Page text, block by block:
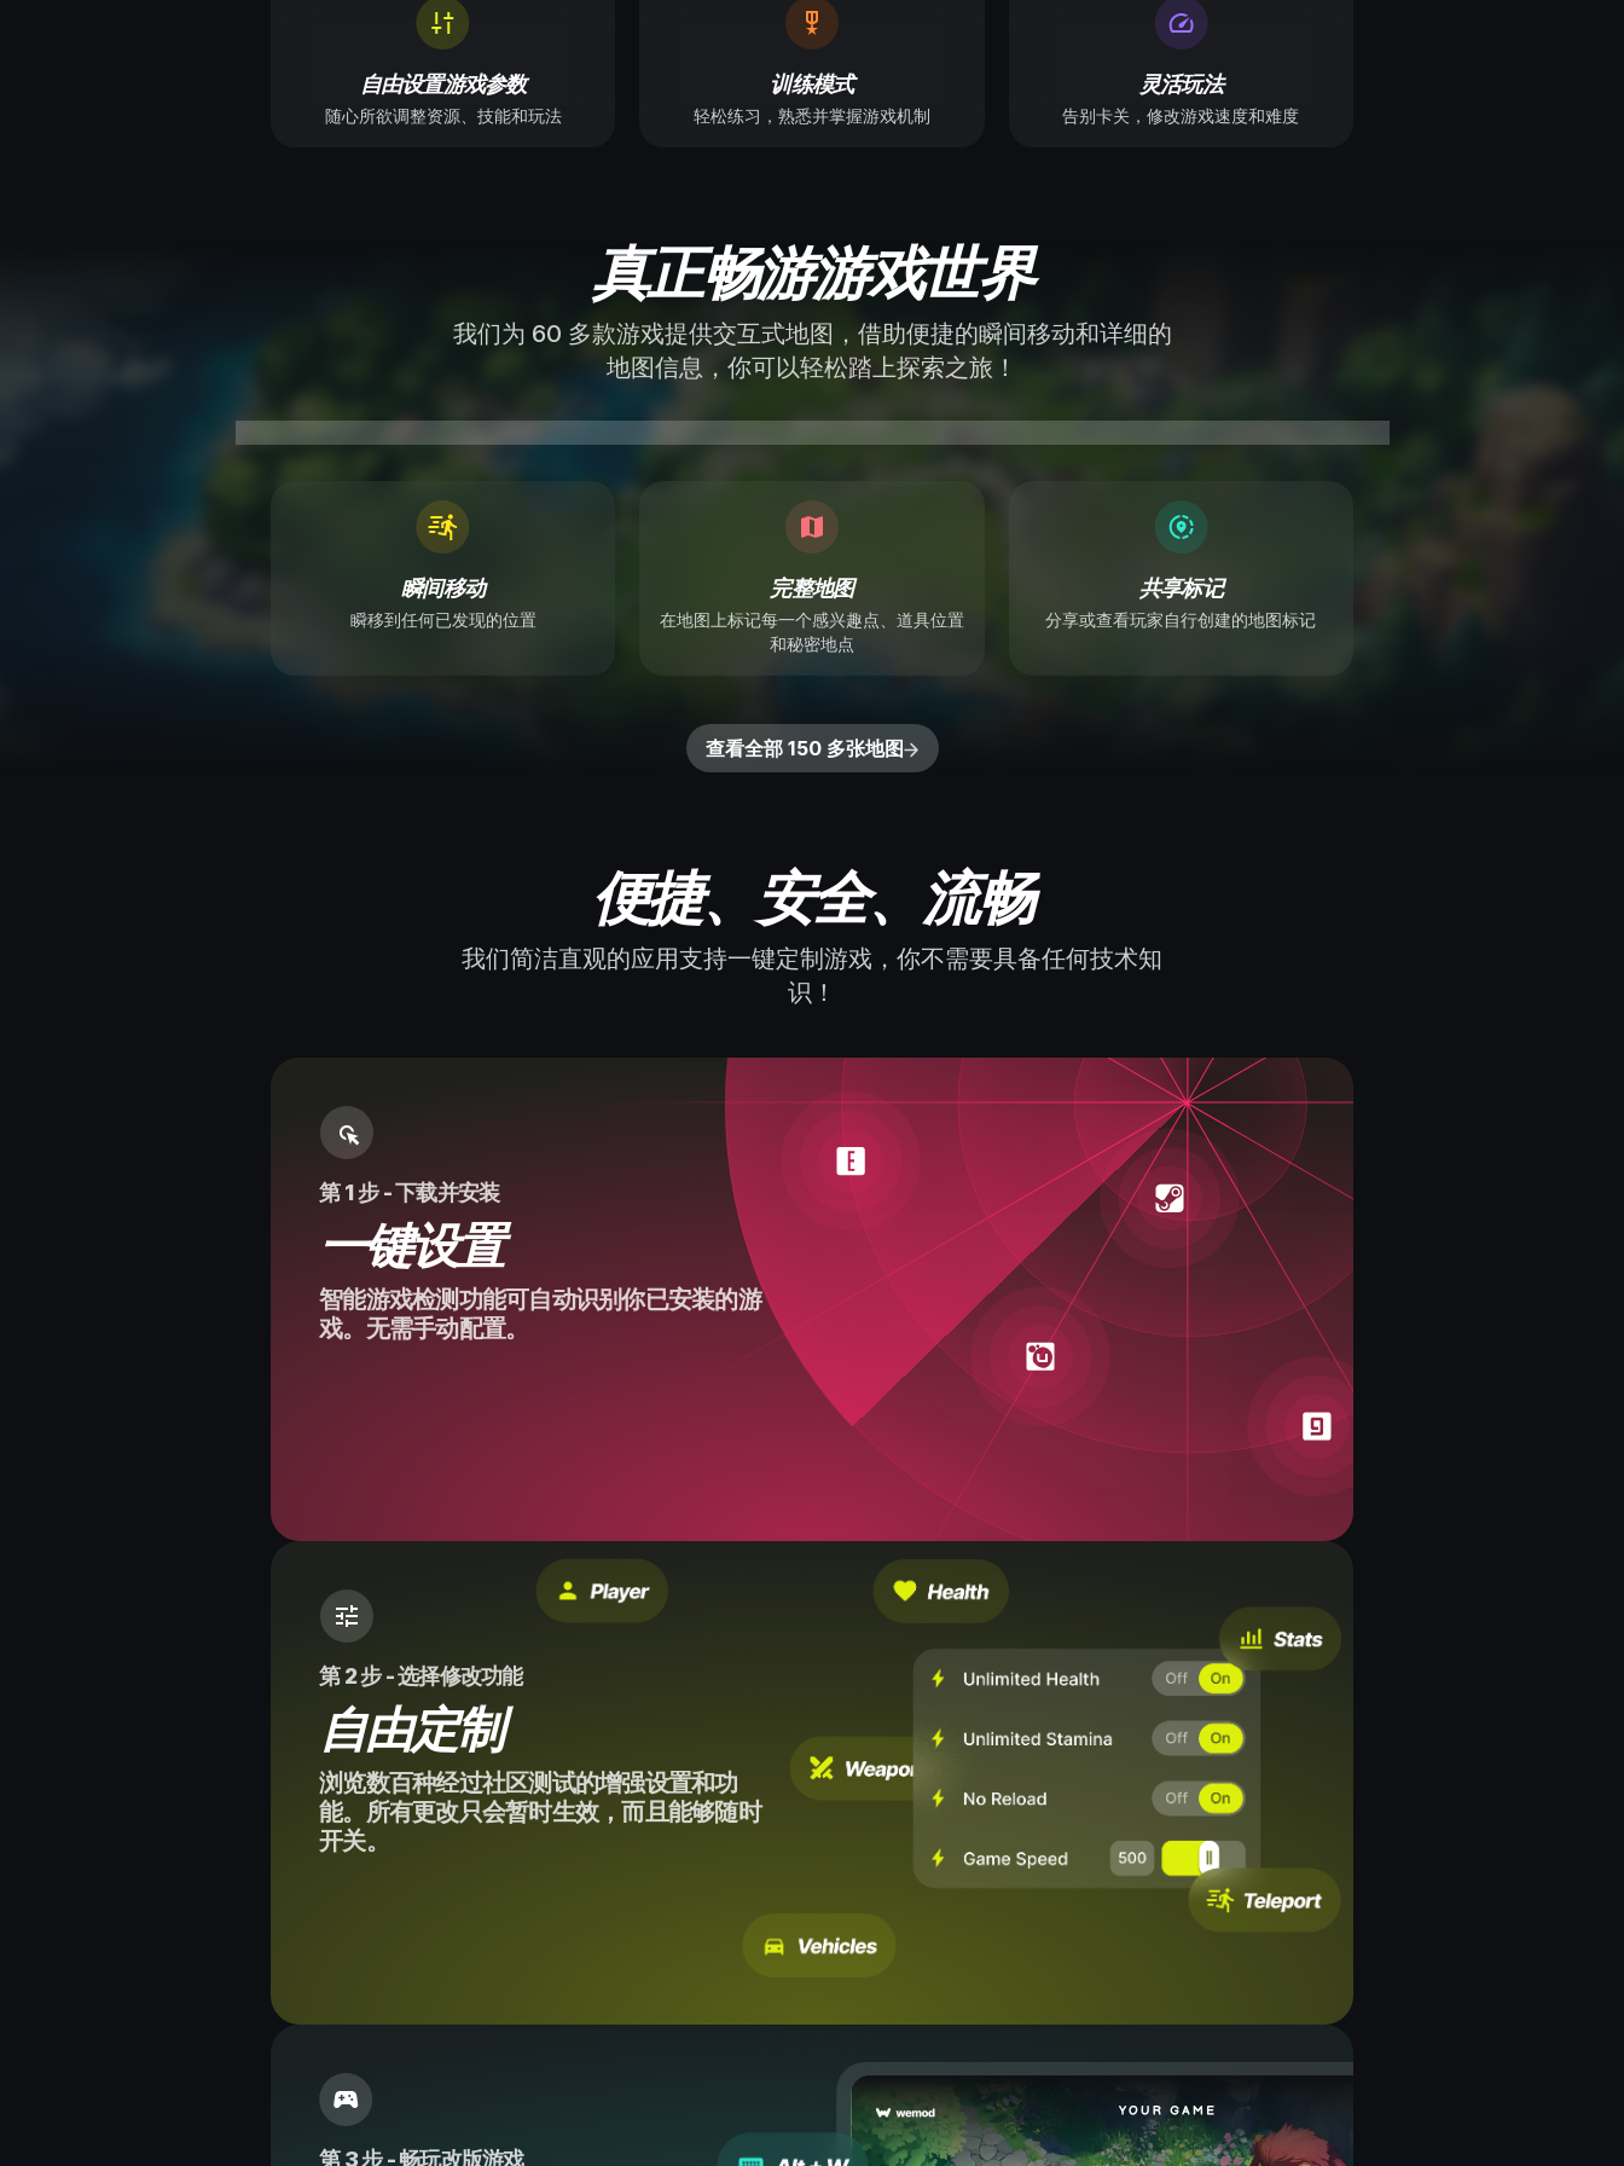
自由设置游戏参数
随心所欲调整资源、技能和玩法
训练模式
轻松练习，熟悉并掌握游戏机制
灵活玩法
告别卡关，修改游戏速度和难度
真正畅游游戏世界
我们为 60 多款游戏提供交互式地图，借助便捷的瞬间移动和详细的
地图信息，你可以轻松踏上探索之旅！
瞬间移动
瞬移到任何已发现的位置
完整地图
在地图上标记每一个感兴趣点、道具位置
和秘密地点
共享标记
分享或查看玩家自行创建的地图标记
查看全部 150 多张地图
便捷、安全、流畅
我们简洁直观的应用支持一键定制游戏，你不需要具备任何技术知
识！
第 1 步 - 下载并安装
一键设置
智能游戏检测功能可自动识别你已安装的游
戏。无需手动配置。
第 2 步 - 选择修改功能
自由定制
浏览数百种经过社区测试的增强设置和功
能。所有更改只会暂时生效，而且能够随时
开关。
第 3 步 - 畅玩改版游戏